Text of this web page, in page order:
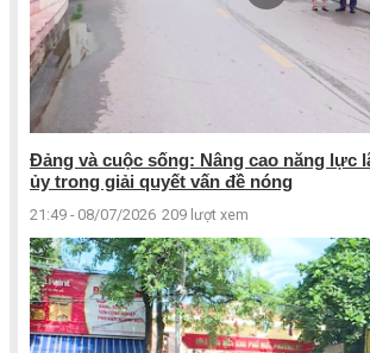
Đảng và cuộc sống: Nâng cao năng lực
ủy trong giải quyết vấn đề nóng
21:49 - 08/07/2026 209 lượt xem